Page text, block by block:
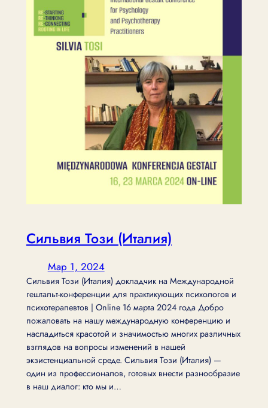
Сильвия Този (Италия)
Мар 1, 2024
Сильвия Този (Италия) докладчик на Международной
гештальт-конференции для практикующих психологов и
психотерапевтов | Online 16 марта 2024 года Добро
пожаловать на нашу международную конференцию и
насладиться красотой и значимостью многих различных
взглядов на вопросы изменений в нашей
экзистенциальной среде. Сильвия Този (Италия) —
один из профессионалов, готовых внести разнообразие
в наш диалог: кто мы и…